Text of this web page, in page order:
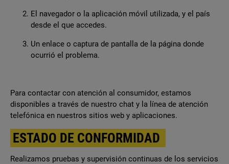
El navegador o la aplicación móvil utilizada, y el país
desde el que accedes.
Un enlace o captura de pantalla de la página donde
ocurrió el problema.
Para contactar con atención al consumidor, estamos
disponibles a través de nuestro chat y la línea de atención
telefónica en nuestros sitios web y aplicaciones.
ESTADO DE CONFORMIDAD
Realizamos pruebas y supervisión continuas de los servicios